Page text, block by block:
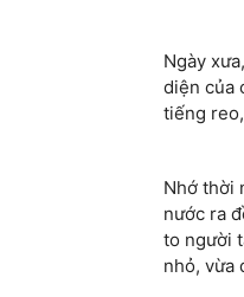
Ngày
diện của
tiếng
Nhớ thời
nước ra
to người
nhỏ, vừa